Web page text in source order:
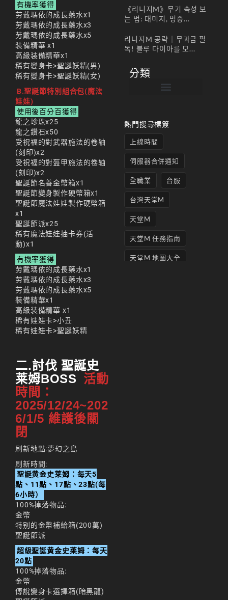
有機率獲得
劳戴瑪依的成長藥水x1
劳戴瑪依的成長藥水x3
劳戴瑪依的成長藥水x5
装備精華 x1
高級装備精華x1
稀有變身卡>聖誕妖精(男)
稀有變身卡>聖誕妖精(女)
B.聖誕節特別組合包(魔法
娃娃)
使用後百分百獲得
龍之珍珠x25
龍之鑽石x50
受祝福的對武器施法的卷轴
(刻印)x2
受祝福的對盔甲施法的卷轴
(刻印)x2
聖誕節名善金幣箱x1
聖誕節變身製作硬幣箱x1
聖誕節魔法娃娃製作硬幣箱
x1
聖誕節派x25
稀有魔法娃娃抽卡券(活
動)x1
有機率獲得
劳戴瑪依的成長藥水x1
劳戴瑪依的成長藥水x3
劳戴瑪依的成長藥水x5
裝備精華x1
高級装備精華 x1
稀有娃娃卡>小丑
稀有娃娃卡>聖誕妖精
二.討伐 聖誕史
莱姆BOSS 活動
時間：
2025/12/24~202
6/1/5 維護後關
閉
刷新地點:夢幻之島
刷新時間:
聖誕黄金史莱姆：每天5
點、11點、17點、23點(每
6小時）
100%掉落物品:
金幣
特别的金幣補給箱(200萬)
聖誕節派
超級聖誕黄金史莱姆：每天
20點
100%掉落物品:
金幣
傅說變身卡選擇箱(暗黑龍)
《리니지M》무기 속성 보
는 법: 대미지, 명중...
리니지M 공략｜무과금 필
독! 블루 다이아를 모...
分類
熱門搜尋標簽
上線時間
伺服器合併通知
全職業 台服
台灣天堂M
天堂M
天堂M 任務指南
天堂M 地圖大全